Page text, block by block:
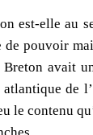
est-elle au
de pouvoir
Breton avait
de
le contenu